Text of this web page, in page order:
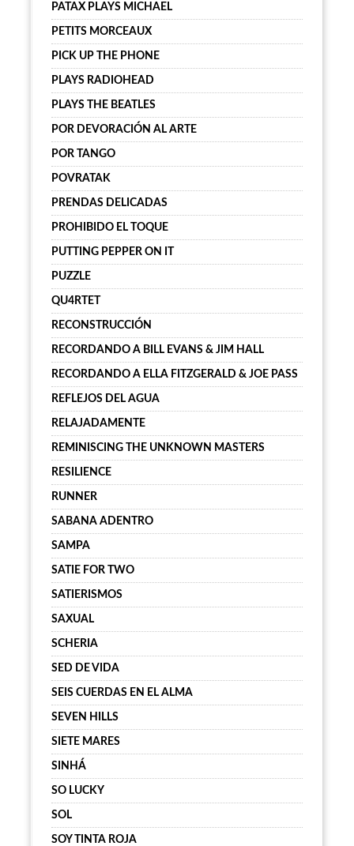
PATAX PLAYS MICHAEL
PETITS MORCEAUX
PICK UP THE PHONE
PLAYS RADIOHEAD
PLAYS THE BEATLES
POR DEVORACIÓN AL ARTE
POR TANGO
POVRATAK
PRENDAS DELICADAS
PROHIBIDO EL TOQUE
PUTTING PEPPER ON IT
PUZZLE
QU4RTET
RECONSTRUCCIÓN
RECORDANDO A BILL EVANS & JIM HALL
RECORDANDO A ELLA FITZGERALD & JOE PASS
REFLEJOS DEL AGUA
RELAJADAMENTE
REMINISCING THE UNKNOWN MASTERS
RESILIENCE
RUNNER
SABANA ADENTRO
SAMPA
SATIE FOR TWO
SATIERISMOS
SAXUAL
SCHERIA
SED DE VIDA
SEIS CUERDAS EN EL ALMA
SEVEN HILLS
SIETE MARES
SINHÁ
SO LUCKY
SOL
SOY TINTA ROJA